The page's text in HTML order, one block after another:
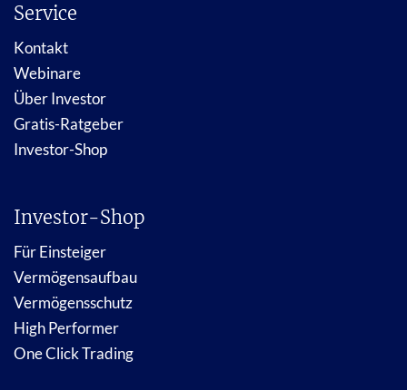
Service
Kontakt
Webinare
Über Investor
Gratis-Ratgeber
Investor-Shop
Investor-Shop
Für Einsteiger
Vermögensaufbau
Vermögensschutz
High Performer
One Click Trading